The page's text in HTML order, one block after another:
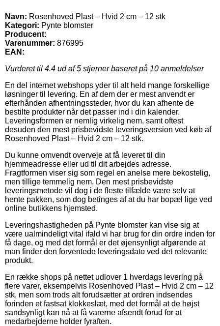
Navn: Rosenhoved Plast – Hvid 2 cm – 12 stk
Kategori: Pynte blomster
Producent:
Varenummer: 876995
EAN:
Vurderet til 4.4 ud af 5 stjerner baseret på 10 anmeldelser
En del internet webshops yder til alt held mange forskellige
løsninger til levering. En af dem der er mest anvendt er
efterhånden afhentningssteder, hvor du kan afhente de
bestilte produkter når det passer ind i din kalender.
Leveringsformen er nemlig virkelig nem, samt oftest
desuden den mest prisbevidste leveringsversion ved køb af
Rosenhoved Plast – Hvid 2 cm – 12 stk.
Du kunne omvendt overveje at få leveret til din
hjemmeadresse eller ud til dit arbejdes adresse.
Fragtformen viser sig som regel en anelse mere bekostelig,
men tillige temmelig nem. Den mest prisbevidste
leveringsmetode vil dog i de fleste tilfælde være selv at
hente pakken, som dog betinges af at du har bopæl lige ved
online butikkens hjemsted.
Leveringshastigheden på Pynte blomster kan vise sig at
være ualmindeligt vital ifald vi har brug for din ordre inden for
få dage, og med det formål er det øjensynligt afgørende at
man finder den forventede leveringsdato ved det relevante
produkt.
En række shops på nettet udlover 1 hverdags levering på
flere varer, eksempelvis Rosenhoved Plast – Hvid 2 cm – 12
stk, men som trods alt forudsætter at ordren indsendes
forinden et fastsat klokkeslæt, med det formål at de højst
sandsynligt kan nå at få varerne afsendt forud for at
medarbejderne holder fyraften.